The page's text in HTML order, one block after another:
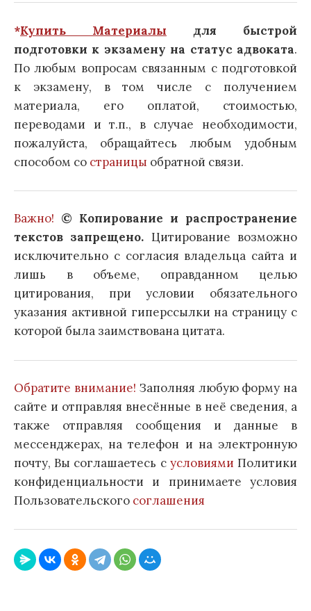
*Купить Материалы для быстрой
подготовки к экзамену на статус адвоката.
По любым вопросам связанным с подготовкой
к экзамену, в том числе с получением
материала, его оплатой, стоимостью,
переводами и т.п., в случае необходимости,
пожалуйста, обращайтесь любым удобным
способом со страницы обратной связи.
Важно! © Копирование и распространение
текстов запрещено. Цитирование возможно
исключительно с согласия владельца сайта и
лишь в объеме, оправданном целью
цитирования, при условии обязательного
указания активной гиперссылки на страницу с
которой была заимствована цитата.
Обратите внимание! Заполняя любую форму на
сайте и отправляя внесённые в неё сведения, а
также отправляя сообщения и данные в
мессенджерах, на телефон и на электронную
почту, Вы соглашаетесь с условиями Политики
конфиденциальности и принимаете условия
Пользовательского соглашения